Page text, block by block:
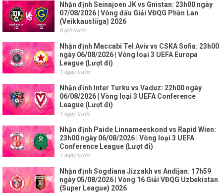
Nhận định Seinajoen JK vs Gnistan: 23h00 ngày
07/08/2026 | Vòng đấu Giải VĐQG Phần Lan
(Veikkausliiga) 2026
8 giờ trước
Nhận định Maccabi Tel Aviv vs CSKA Sofia: 23h00
ngày 06/08/2026 | Vòng loại 3 UEFA Europa
League (Lượt đi)
1 ngày trước
Nhận định Inter Turku vs Vaduz: 22h00 ngày
06/08/2026 | Vòng loại 3 UEFA Conference
League (Lượt đi)
1 ngày trước
Nhận định Paide Linnameeskond vs Rapid Wien:
23h00 ngày 06/08/2026 | Vòng loại 3 UEFA
Conference League (Lượt đi)
1 ngày trước
Nhận định Sogdiana Jizzakh vs Andijan: 17h59
ngày 05/08/2026 | Vòng 16 Giải VĐQG Uzbekistan
(Super League) 2026